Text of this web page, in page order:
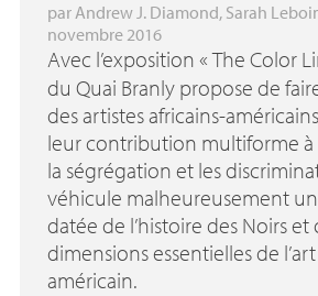
parAndrew J. Diamond, Sarah
novembre 2016
Avec l’exposition «The Color
du Quai Branly propose de
des artistes africains-
leur contribution multiforme
la ségrégation et les
véhicule malheureusement
datée de l’histoire des Noirs
dimensions essentielles de
américain.